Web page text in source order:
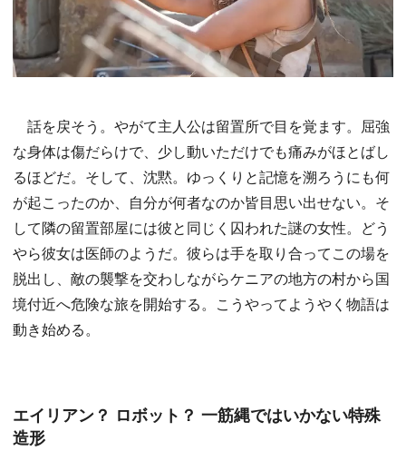
話を戻そう。やがて主人公は留置所で目を覚ます。屈強
な身体は傷だらけで、少し動いただけでも痛みがほとばし
るほどだ。そして、沈黙。ゆっくりと記憶を溯ろうにも何
が起こったのか、自分が何者なのか皆目思い出せない。そ
して隣の留置部屋には彼と同じく囚われた謎の女性。どう
やら彼女は医師のようだ。彼らは手を取り合ってこの場を
脱出し、敵の襲撃を交わしながらケニアの地方の村から国
境付近へ危険な旅を開始する。こうやってようやく物語は
動き始める。
エイリアン？ ロボット？ 一筋縄ではいかない特殊
造形